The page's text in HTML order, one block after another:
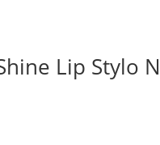
Lip Stylo